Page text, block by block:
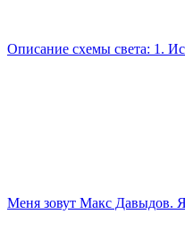
Описание схемы света: 1.
Меня зовут Макс Давыдов. Я